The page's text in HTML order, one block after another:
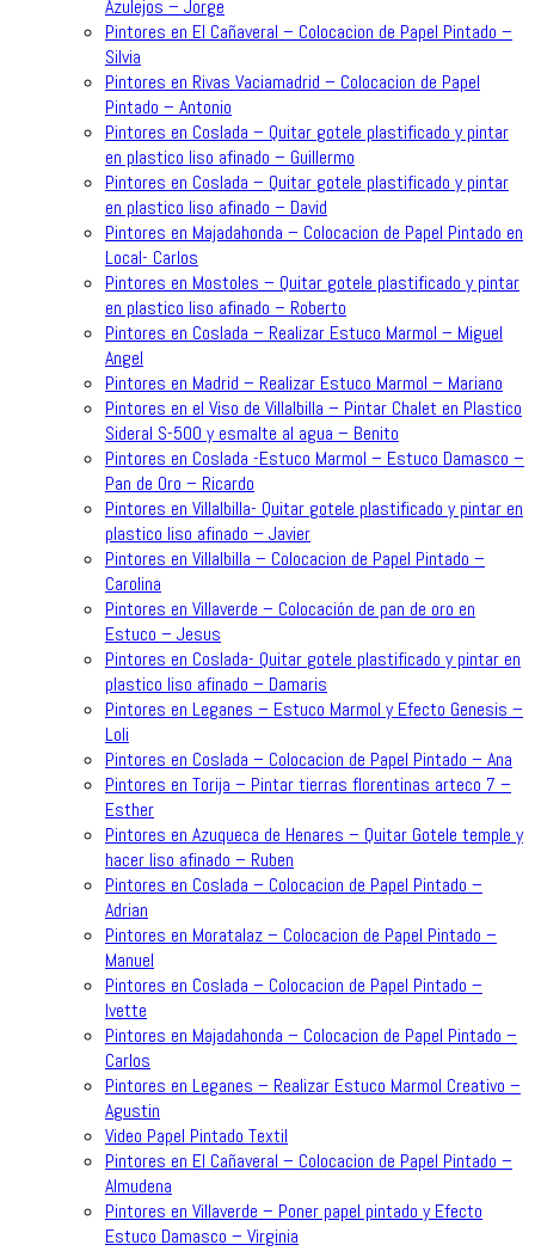
Azulejos – Jorge
Pintores en El Cañaveral – Colocacion de Papel Pintado –
Silvia
Pintores en Rivas Vaciamadrid – Colocacion de Papel
Pintado – Antonio
Pintores en Coslada – Quitar gotele plastificado y pintar
en plastico liso afinado – Guillermo
Pintores en Coslada – Quitar gotele plastificado y pintar
en plastico liso afinado – David
Pintores en Majadahonda – Colocacion de Papel Pintado en
Local- Carlos
Pintores en Mostoles – Quitar gotele plastificado y pintar
en plastico liso afinado – Roberto
Pintores en Coslada – Realizar Estuco Marmol – Miguel
Angel
Pintores en Madrid – Realizar Estuco Marmol – Mariano
Pintores en el Viso de Villalbilla – Pintar Chalet en Plastico
Sideral S-500 y esmalte al agua – Benito
Pintores en Coslada -Estuco Marmol – Estuco Damasco –
Pan de Oro – Ricardo
Pintores en Villalbilla- Quitar gotele plastificado y pintar en
plastico liso afinado – Javier
Pintores en Villalbilla – Colocacion de Papel Pintado –
Carolina
Pintores en Villaverde – Colocación de pan de oro en
Estuco – Jesus
Pintores en Coslada- Quitar gotele plastificado y pintar en
plastico liso afinado – Damaris
Pintores en Leganes – Estuco Marmol y Efecto Genesis –
Loli
Pintores en Coslada – Colocacion de Papel Pintado – Ana
Pintores en Torija – Pintar tierras florentinas arteco 7 –
Esther
Pintores en Azuqueca de Henares – Quitar Gotele temple y
hacer liso afinado – Ruben
Pintores en Coslada – Colocacion de Papel Pintado –
Adrian
Pintores en Moratalaz – Colocacion de Papel Pintado –
Manuel
Pintores en Coslada – Colocacion de Papel Pintado –
Ivette
Pintores en Majadahonda – Colocacion de Papel Pintado –
Carlos
Pintores en Leganes – Realizar Estuco Marmol Creativo –
Agustin
Video Papel Pintado Textil
Pintores en El Cañaveral – Colocacion de Papel Pintado –
Almudena
Pintores en Villaverde – Poner papel pintado y Efecto
Estuco Damasco – Virginia